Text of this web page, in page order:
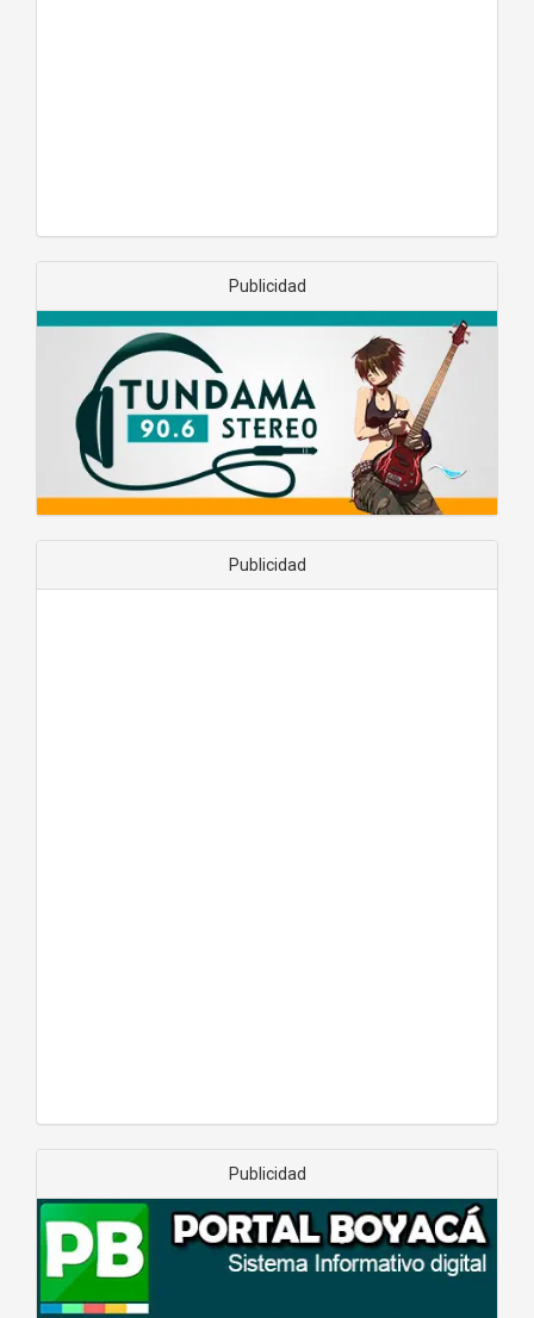
Publicidad
Publicidad
Publicidad